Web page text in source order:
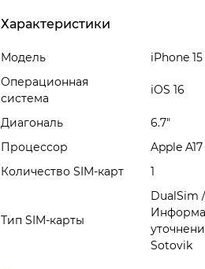
Характеристики
Модель
iPhone
Операционная
система
iOS 16
Диагональ
6.7"
Процессор
Apple
Количество SIM-карт
1
Тип SIM-карты
DualSim
Sotovik